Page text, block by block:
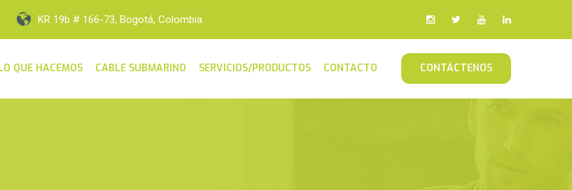
KR 19b # 166-73, Bogotá, Colombia
QUE HACEMOS CABLE SUBMARINO SERVICIOS/PRODUCTOS CONTACTO CONTÁCTENOS